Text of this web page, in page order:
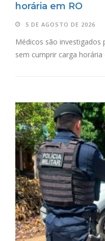
horária em RO
5 DE AGOSTO DE 2026
Médicos são investigados
sem cumprir carga horária